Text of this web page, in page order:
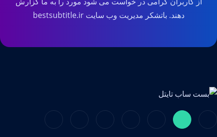
دهند. باتشکر مدیریت وب سایت bestsubtitle.ir